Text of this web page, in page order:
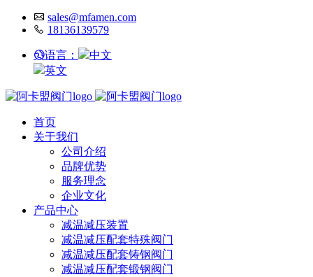
sales@mfamen.com
18136139579
语言：
中文
英文
首页
关于我们
公司介绍
品牌优势
服务理念
企业文化
产品中心
减温减压装置
减温减压配套特殊阀门
减温减压配套铸钢阀门
减温减压配套锻钢阀门